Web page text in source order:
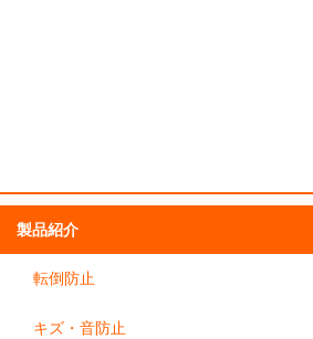
製品紹介
転倒防止
キズ・音防止